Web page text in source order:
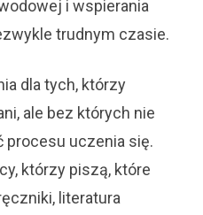
i wspierania
trudnym czasie.
dla tych, którzy
ale bez których nie
procesu uczenia się.
którzy piszą, które
literatura